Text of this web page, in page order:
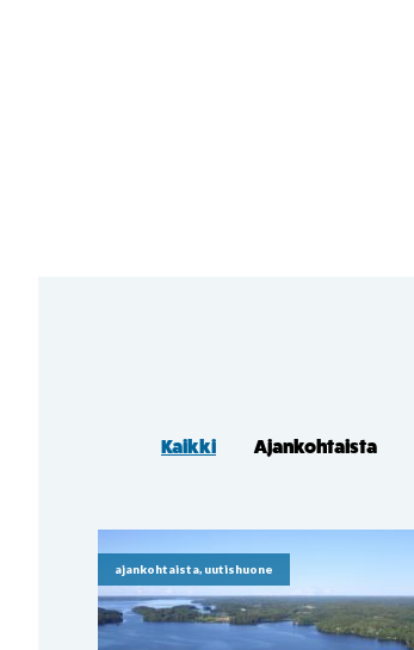
Kaikki Ajankohtaista
ajankohtaista, uutishuone